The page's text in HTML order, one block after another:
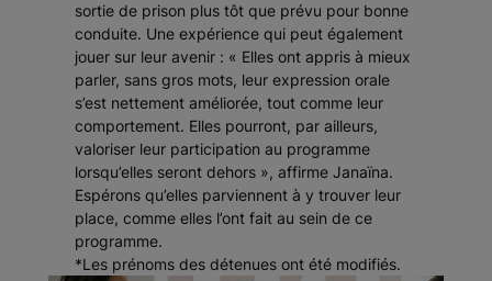
sortie de prison plus tôt que prévu pour bonne
conduite. Une expérience qui peut également
jouer sur leur avenir : « Elles ont appris à mieux
parler, sans gros mots, leur expression orale
s’est nettement améliorée, tout comme leur
comportement. Elles pourront, par ailleurs,
valoriser leur participation au programme
lorsqu’elles seront dehors », affirme Janaïna.
Espérons qu’elles parviennent à y trouver leur
place, comme elles l’ont fait au sein de ce
programme.
*Les prénoms des détenues ont été modifiés.